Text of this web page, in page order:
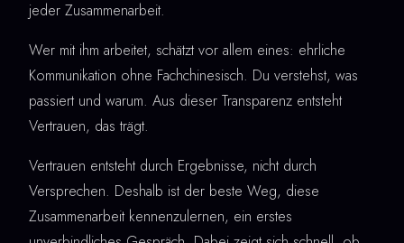
jeder Zusammenarbeit.
Wer mit ihm arbeitet, schätzt vor allem eines: ehrliche
Kommunikation ohne Fachchinesisch. Du verstehst, was
passiert und warum. Aus dieser Transparenz entsteht
Vertrauen, das trägt.
Vertrauen entsteht durch Ergebnisse, nicht durch
Versprechen. Deshalb ist der beste Weg, diese
Zusammenarbeit kennenzulernen, ein erstes